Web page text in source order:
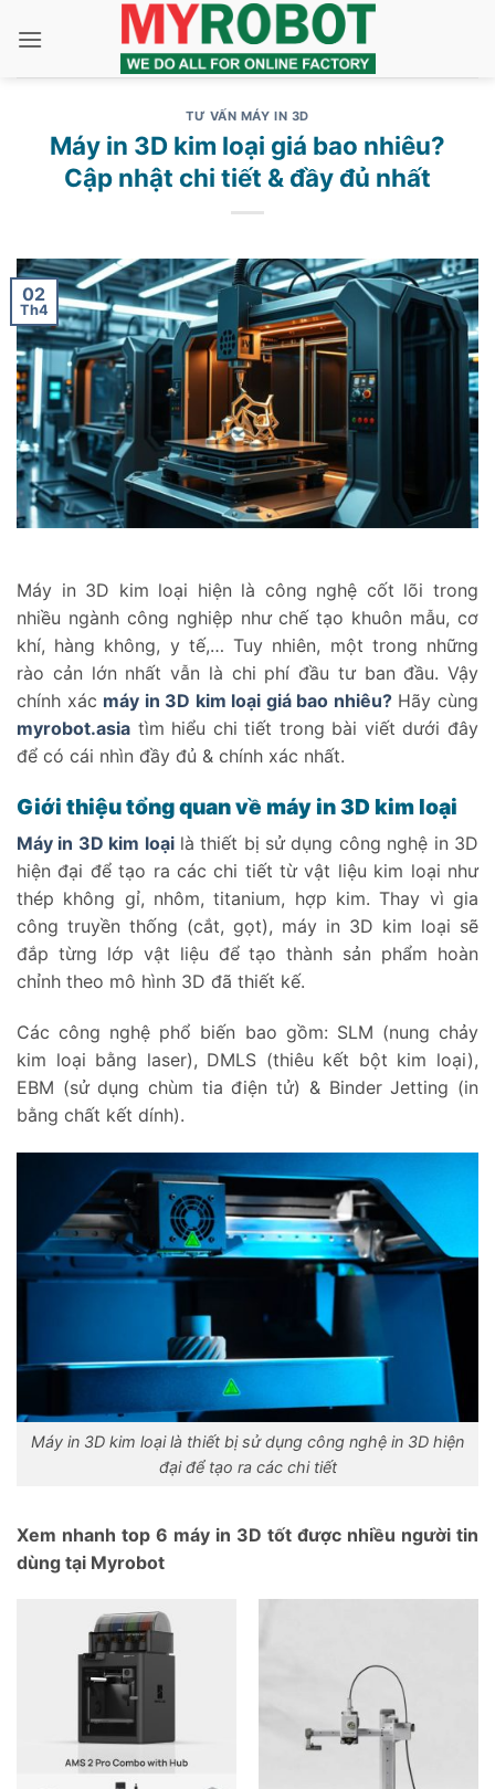
qua
TƯ VẤN MÁY IN 3D
Máy in 3D kim loại giá bao nhiêu?
Cập nhật chi tiết & đầy đủ nhất
02
Th4
Máy in 3D kim loại hiện là công nghệ cốt lõi trong
nhiều ngành công nghiệp như chế tạo khuôn mẫu, cơ
khí, hàng không, y tế,… Tuy nhiên, một trong những
rào cản lớn nhất vẫn là chi phí đầu tư ban đầu. Vậy
chính xác máy in 3D kim loại giá bao nhiêu?Hãy cùng
myrobot.asia tìm hiểu chi tiết trong bài viết dưới đây
để có cái nhìn đầy đủ & chính xác nhất.
Giới thiệu tổng quan về máy in 3D kim loại
Máy in 3D kim loạilà thiết bị sử dụng công nghệ in 3D
hiện đại để tạo ra các chi tiết từ vật liệu kim loại như
thép không gỉ, nhôm, titanium, hợp kim. Thay vì gia
công truyền thống (cắt, gọt), máy in 3D kim loại sẽ
đắp từng lớp vật liệu để tạo thành sản phẩm hoàn
chỉnh theo mô hình 3D đã thiết kế.
Các công nghệ phổ biến bao gồm: SLM (nung chảy
kim loại bằng laser), DMLS (thiêu kết bột kim loại),
EBM (sử dụng chùm tia điện tử) & Binder Jetting (in
bằng chất kết dính).
Máy in 3D kim loại là thiết bị sử dụng công nghệ in 3D hiện
đại để tạo ra các chi tiết
Xem nhanh top 6 máy in 3D tốt được nhiều người tin
dùng tại Myrobot